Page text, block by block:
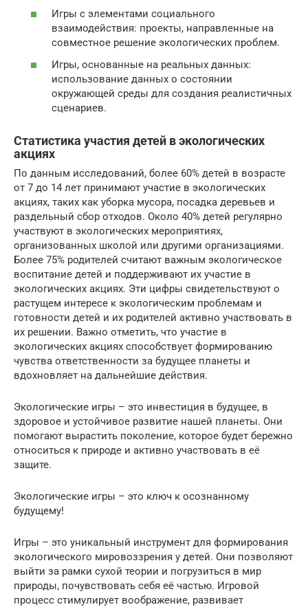
Игры с элементами социального
взаимодействия: проекты, направленные на
совместное решение экологических проблем.
Игры, основанные на реальных данных:
использование данных о состоянии
окружающей среды для создания реалистичных
сценариев.
Статистика участия детей в экологических
акциях
По данным исследований, более 60% детей в возрасте
от 7 до 14 лет принимают участие в экологических
акциях, таких как уборка мусора, посадка деревьев и
раздельный сбор отходов. Около 40% детей регулярно
участвуют в экологических мероприятиях,
организованных школой или другими организациями.
Более 75% родителей считают важным экологическое
воспитание детей и поддерживают их участие в
экологических акциях. Эти цифры свидетельствуют о
растущем интересе к экологическим проблемам и
готовности детей и их родителей активно участвовать в
их решении. Важно отметить, что участие в
экологических акциях способствует формированию
чувства ответственности за будущее планеты и
вдохновляет на дальнейшие действия.
Экологические игры – это инвестиция в будущее, в
здоровое и устойчивое развитие нашей планеты. Они
помогают вырастить поколение, которое будет бережно
относиться к природе и активно участвовать в её
защите.
Экологические игры – это ключ к осознанному
будущему!
Игры – это уникальный инструмент для формирования
экологического мировоззрения у детей. Они позволяют
выйти за рамки сухой теории и погрузиться в мир
природы, почувствовать себя её частью. Игровой
процесс стимулирует воображение, развивает